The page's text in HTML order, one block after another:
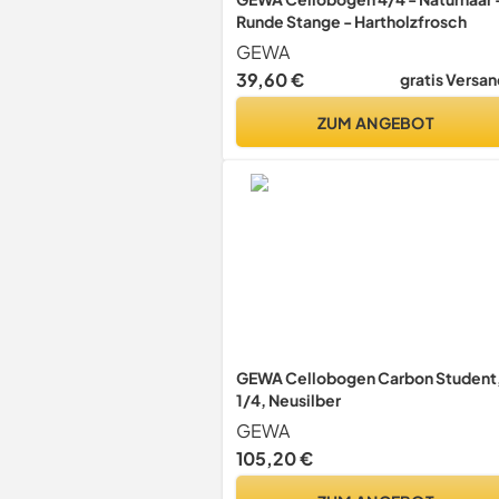
Runde Stange - Hartholzfrosch
GEWA
39,60 €
gratis
ZUM ANGEBOT
GEWA Cellobogen Carbon
1/4, Neusilber
GEWA
105,20 €